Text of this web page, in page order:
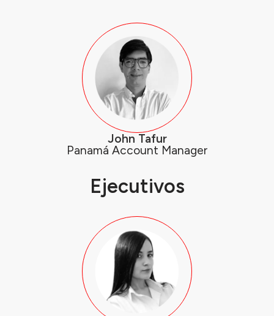
John Tafur
Panamá Account Manager
Ejecutivos